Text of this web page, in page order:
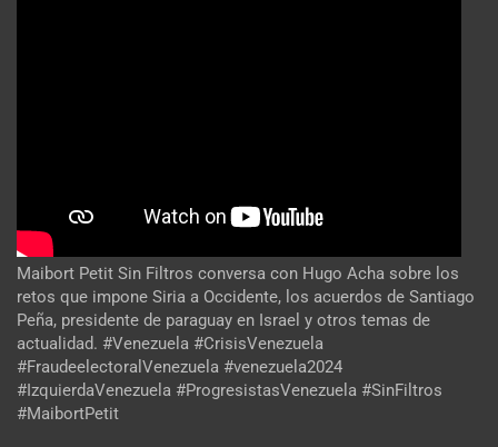
Maibort Petit Sin Filtros conversa con Hugo Acha sobre los
retos que impone Siria a Occidente, los acuerdos de Santiago
Peña, presidente de paraguay en Israel y otros temas de
actualidad. #Venezuela #CrisisVenezuela
#FraudeelectoralVenezuela #venezuela2024
#IzquierdaVenezuela #ProgresistasVenezuela #SinFiltros
#MaibortPetit